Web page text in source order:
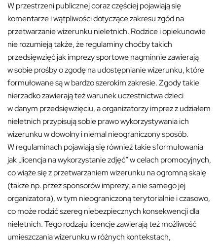
W przestrzeni publicznej coraz częściej pojawiają się
komentarze i wątpliwości dotyczące zakresu zgód na
przetwarzanie wizerunku nieletnich. Rodzice i opiekunowie
nie rozumieją także, że regulaminy choćby takich
przedsięwzięć jak imprezy sportowe nagminnie zawierają
w sobie prośby o zgodę na udostępnianie wizerunku, które
formułowane są w bardzo szerokim zakresie. Zgody takie
nierzadko zawierają też warunek uczestnictwa dzieci
w danym przedsięwzięciu, a organizatorzy imprez z udziałem
nieletnich przypisują sobie prawo wykorzystywania ich
wizerunku w dowolny i niemal nieograniczony sposób.
W regulaminach pojawiają się również takie sformułowania
jak „licencja na wykorzystanie zdjęć” w celach promocyjnych,
co wiąże się z przetwarzaniem wizerunku na ogromną skalę
(także np. przez sponsorów imprezy, a nie samego jej
organizatora), w tym nieograniczoną terytorialnie i czasowo,
co może rodzić szereg niebezpiecznych konsekwencji dla
nieletnich. Tego rodzaju licencje zawierają też możliwość
umieszczania wizerunku w różnych kontekstach,